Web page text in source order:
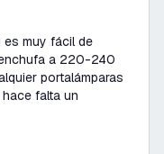
es muy fácil de
a 220-240
portalámparas
falta un